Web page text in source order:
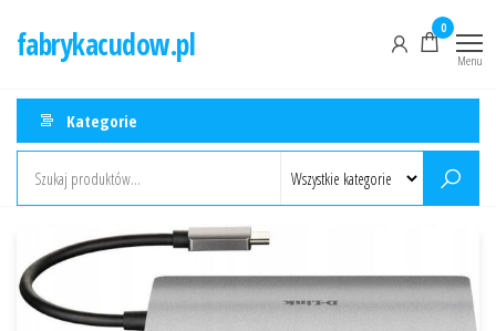
fabrykacudow.pl 0
Menu
Kategorie